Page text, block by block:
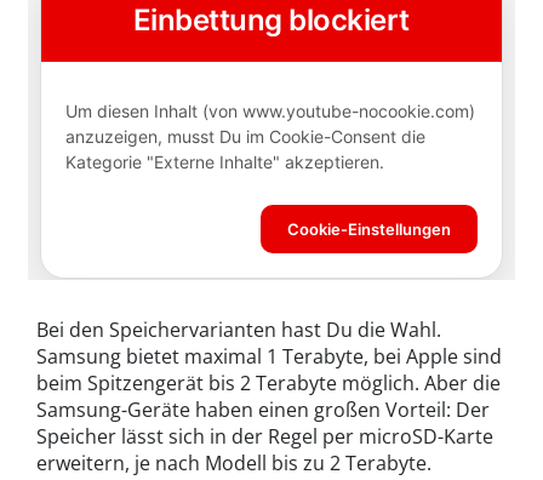
Bei den Speichervarianten hast Du die Wahl.
Samsung bietet maximal 1 Terabyte, bei Apple sind
beim Spitzengerät bis 2 Terabyte möglich. Aber die
Samsung-Geräte haben einen großen Vorteil: Der
Speicher lässt sich in der Regel per microSD-Karte
erweitern, je nach Modell bis zu 2 Terabyte.